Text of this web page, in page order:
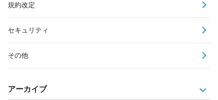
規約改定
セキュリティ
その他
アーカイブ